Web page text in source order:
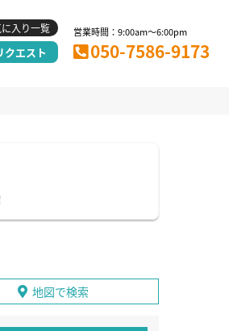
入り一覧
クエスト
営業時間：9:00am～6:00pm
050-7586-9173
地図で検索